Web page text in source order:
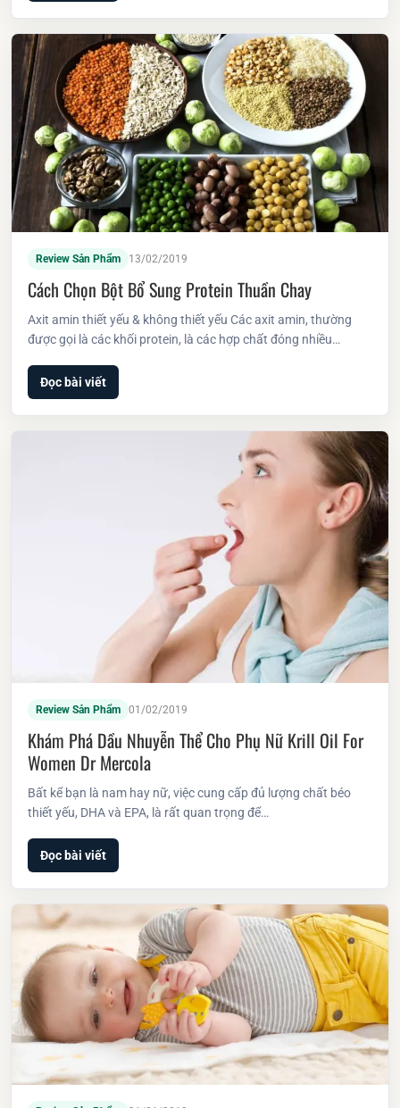
Review Sản Phẩm 13/02/2019
Cách Chọn Bột Bổ Sung Protein Thuần Chay
Axit amin thiết yếu & không thiết yếu Các axit amin, thường
được gọi là các khối protein, là các hợp chất đóng nhiều…
Đọc bài viết
Review Sản Phẩm 01/02/2019
Khám Phá Dầu Nhuyễn Thể Cho Phụ Nữ Krill Oil For
Women Dr Mercola
Bất kể bạn là nam hay nữ, việc cung cấp đủ lượng chất béo
thiết yếu, DHA và EPA, là rất quan trọng để…
Đọc bài viết